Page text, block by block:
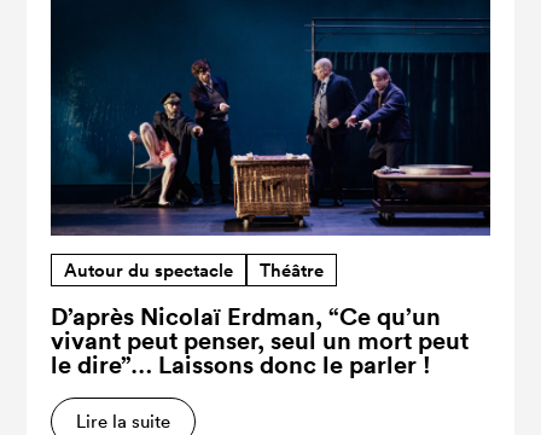
Autour du spectacle Théâtre
D’après Nicolaï Erdman, “Ce qu’un
vivant peut penser, seul un mort peut
le dire”… Laissons donc le parler !
Lire la suite